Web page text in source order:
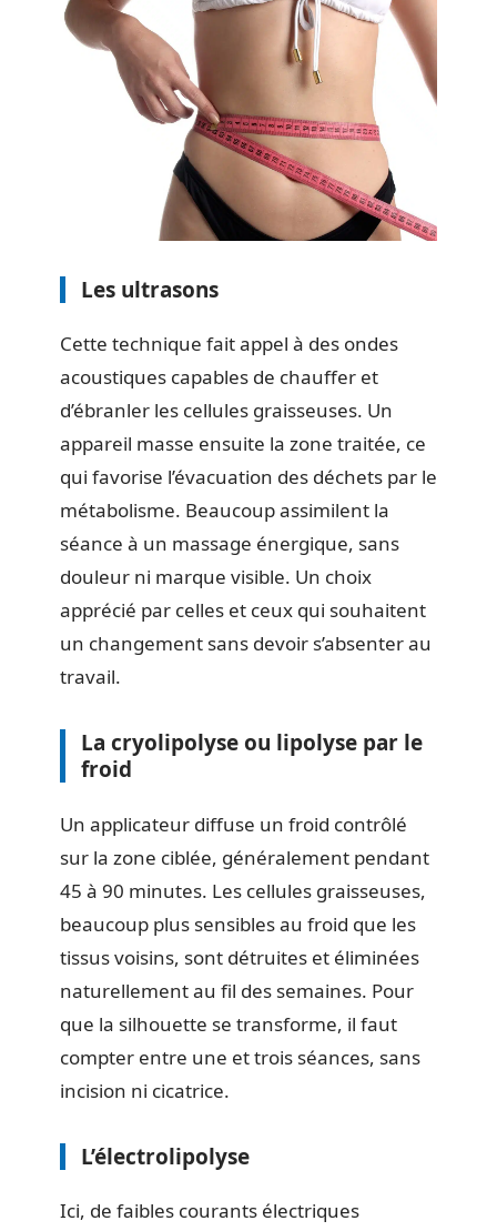
Les ultrasons
Cette technique fait appel à des ondes
acoustiques capables de chauffer et
d’ébranler les cellules graisseuses. Un
appareil masse ensuite la zone traitée, ce
qui favorise l’évacuation des déchets par le
métabolisme. Beaucoup assimilent la
séance à un massage énergique, sans
douleur ni marque visible. Un choix
apprécié par celles et ceux qui souhaitent
un changement sans devoir s’absenter au
travail.
La cryolipolyse ou lipolyse par le
froid
Un applicateur diffuse un froid contrôlé
sur la zone ciblée, généralement pendant
45 à 90 minutes. Les cellules graisseuses,
beaucoup plus sensibles au froid que les
tissus voisins, sont détruites et éliminées
naturellement au fil des semaines. Pour
que la silhouette se transforme, il faut
compter entre une et trois séances, sans
incision ni cicatrice.
L’électrolipolyse
Ici, de faibles courants électriques